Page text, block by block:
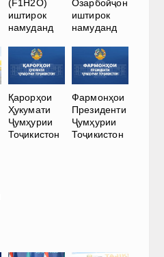
(F1H2O)
иштирок
намуданд
Озарбойҷон
иштирок
намуданд
Қарорҳои
Ҳукумати
Ҷумҳурии
Тоҷикистон
Фармонҳои
Президенти
Ҷумҳурии
Тоҷикистон